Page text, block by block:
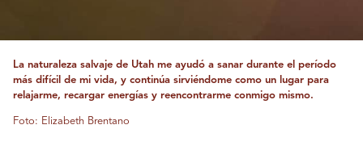
La naturaleza salvaje de Utah me ayudó a sanar durante el período
más difícil de mi vida, y continúa sirviéndome como un lugar para
relajarme, recargar energías y reencontrarme conmigo mismo.
Foto: Elizabeth Brentano